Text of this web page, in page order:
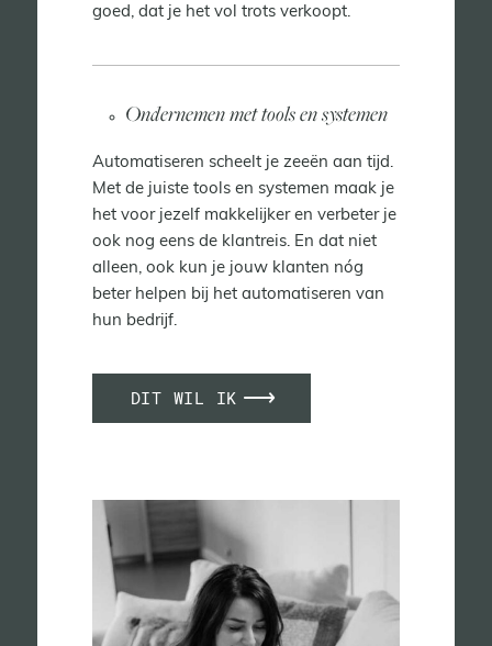
goed, dat je het vol trots verkoopt.
Ondernemen met tools en systemen
Automatiseren scheelt je zeeën aan tijd.
Met de juiste tools en systemen maak je
het voor jezelf makkelijker en verbeter je
ook nog eens de klantreis. En dat niet
alleen, ook kun je jouw klanten nóg
beter helpen bij het automatiseren van
hun bedrijf.
DIT WIL IK